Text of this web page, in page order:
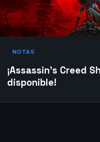
NOTAS
¡Assassin’s Creed
disponible!